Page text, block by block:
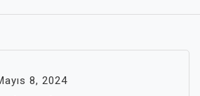
8, 2024